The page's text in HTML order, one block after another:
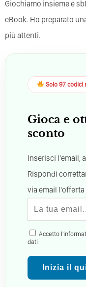
Giochiamo insieme e
eBook. Ho preparato
più attenti.
Solo 97 codici
Gioca e
sconto
Inserisci l'email,
Rispondi
via email
Accetto
dati
Inizia il